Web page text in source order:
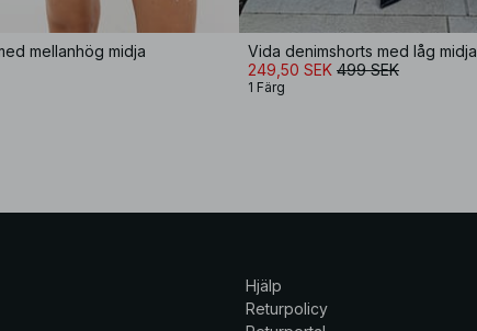
mellanhög midja
Vida denimshorts med låg midja
249,50 SEK 499 SEK
1 Färg
Hjälp
Returpolicy